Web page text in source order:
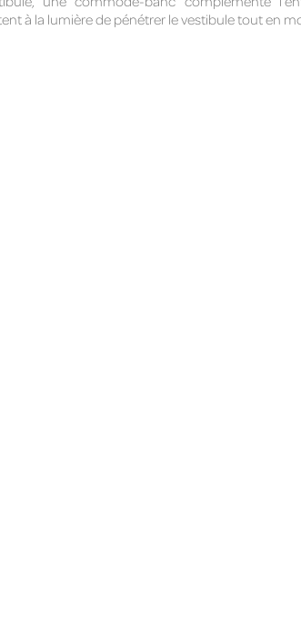
à la lumière de pénétrer le vestibule tout en